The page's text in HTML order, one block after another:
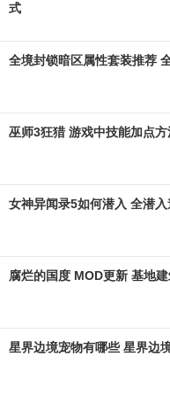
式
全境封锁暗区属性套装推荐
巫师3狂猎 游戏中技能加点
女神异闻录5如何潜入 全潜
腐烂的国度 MOD更新 基地
星界边境宠物有哪些 星界边